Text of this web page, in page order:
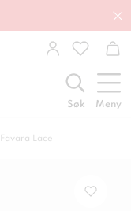
Søk Meny
Favara Lace